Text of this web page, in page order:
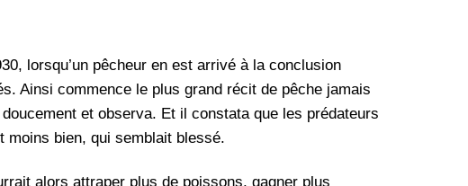
lorsqu’un pêcheur en est arrivé à la conclusion
Ainsi commence le plus grand récit de pêche jamais
et observa. Et il constata que les prédateurs
moins bien, qui semblait blessé.
alors attraper plus de poissons, gagner plus